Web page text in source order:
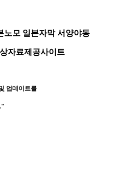
모 일본자막 서양야동
료제공사이트
업데이트를